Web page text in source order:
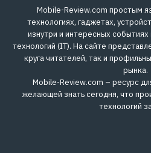
Mobile-Review.com простым
технологиях, гаджетах,
изнутри и интересных
технологий (IT). На сайте
круга читателей, так и
рынка.
Mobile-Review.com – ресурс
желающей знать сегодня, что
технологий